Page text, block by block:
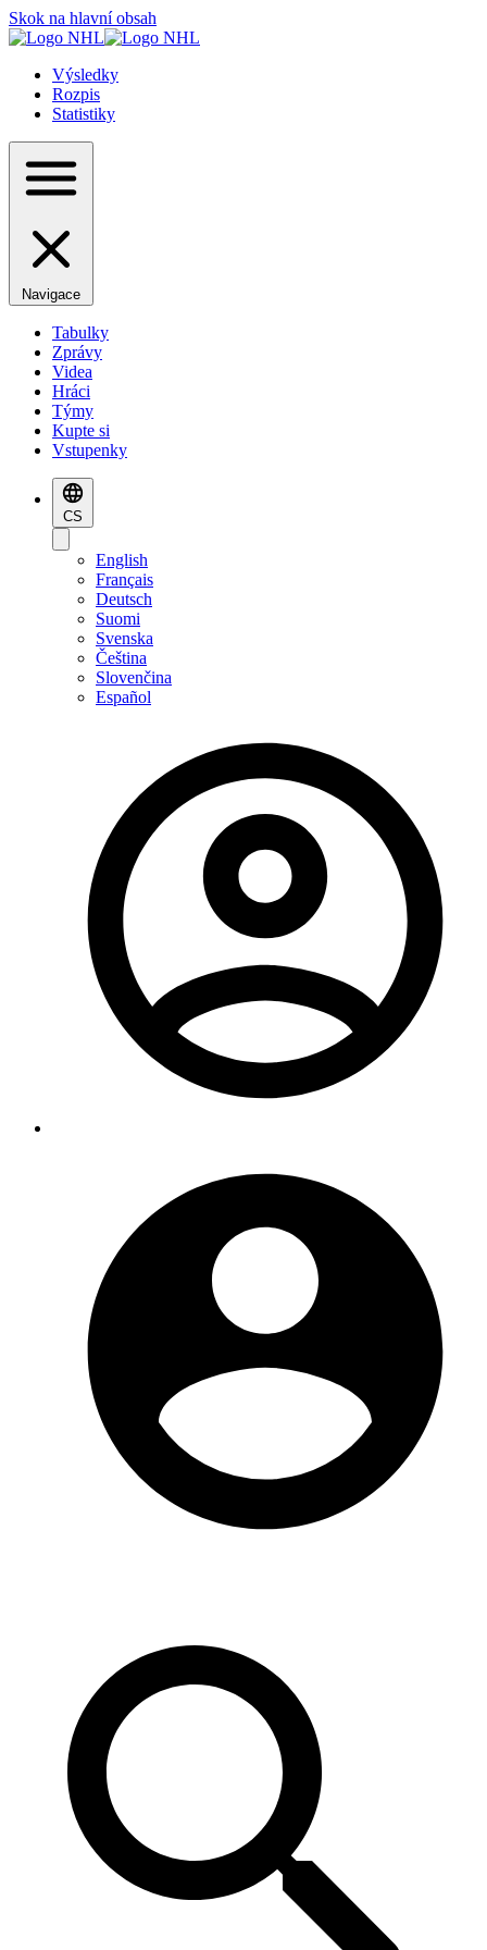
Skok na hlavní obsah
Výsledky
Rozpis
Statistiky
Navigace
Tabulky
Zprávy
Videa
Hráci
Týmy
Kupte si
Vstupenky
CS
English
Français
Deutsch
Suomi
Svenska
Čeština
Slovenčina
Español